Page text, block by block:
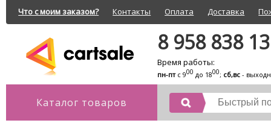
Что с моим заказом? Контакты Оплата Доставка
8 958 838
Время работы:
пн-птс 900 до 1800; сб,вс -
Каталог товаров